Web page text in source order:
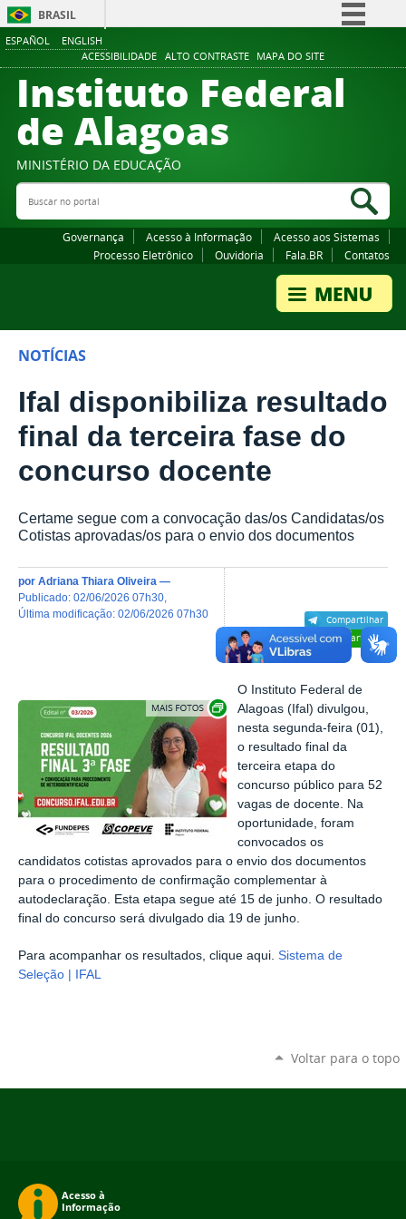
ESPAÑOL ENGLISH
ACESSIBILIDADE ALTO CONTRASTE MAPA DO SITE
BRASIL
Comunica BR
Participe
Canais
Instituto Federal
de Alagoas
MINISTÉRIO DA EDUCAÇÃO
Buscar no portal
Governança Acesso à Informação
Acesso aos Sistemas
Processo Eletrônico
Ouvidoria Fala.BR Contatos
NOTÍCIAS
Ifal disponibiliza resultado
final da terceira fase do
concurso docente
Certame segue com a convocação das/os Candidatas/os
Cotistas aprovadas/os para o envio dos documentos
Compartilhar
Compartilhar
por Adriana Thiara Oliveira —
publicado: 02/06/2026 07h30
última modificação: 02/06/2026 07h30
Exibir carrossel de imagens
O Instituto Federal de
Alagoas (Ifal) divulgou,
nesta segunda-feira (01),
o resultado final da
terceira etapa do
concurso público para 52
vagas de docente. Na
oportunidade, foram
convocados os
candidatos cotistas aprovados para o envio dos documentos
para o procedimento de confirmação complementar à
autodeclaração. Esta etapa segue até 15 de junho. O resultado
final do concurso será divulgado dia 19 de junho.
Para acompanhar os resultados, clique aqui. Sistema de
Seleção | IFAL
Voltar para o topo